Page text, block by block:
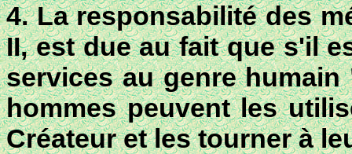
4. La responsabilité des
II, est due au fait que s'il
services au genre
hommes peuvent les
Créateur et les tourner à